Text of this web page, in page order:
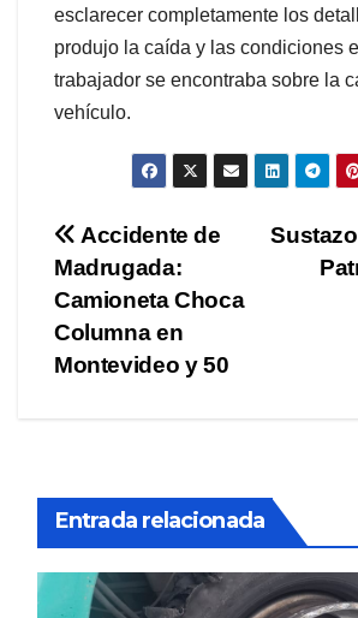
esclarecer completamente los
produjo la caída y las condiciones
trabajador se encontraba sobre la
vehículo.
Navegación
de
entradas
Accidente de
Madrugada:
Camioneta Choca
Columna en
Montevideo y 50
Entrada relacionada